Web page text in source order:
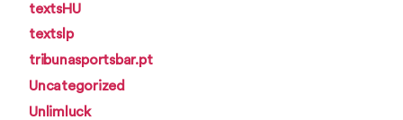
textsHU
textslp
tribunasportsbar.pt
Uncategorized
Unlimluck